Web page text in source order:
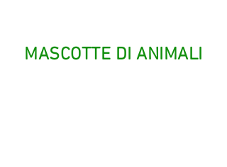
MASCOTTE DI ANIMALI